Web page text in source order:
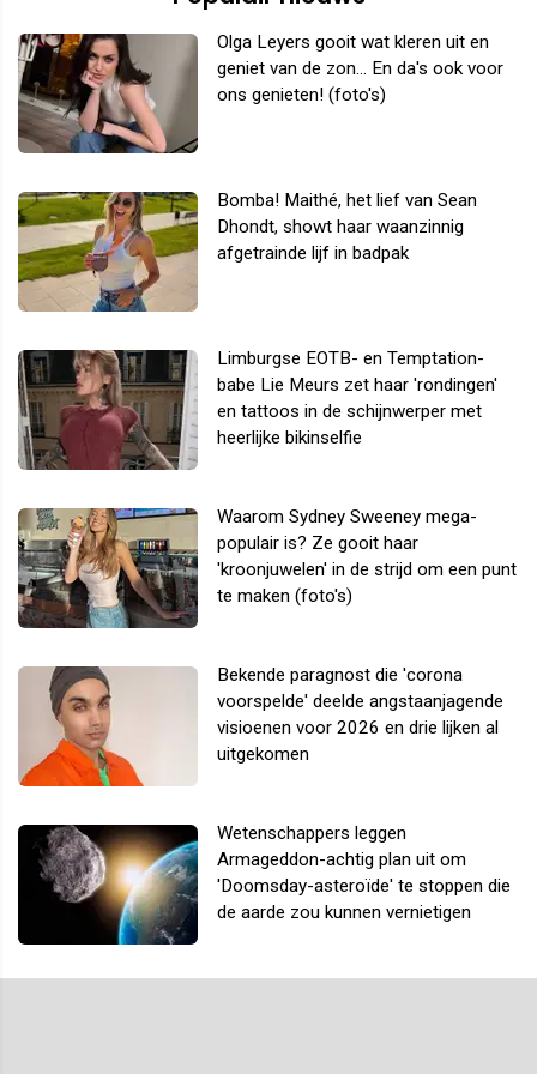
Olga Leyers gooit wat kleren uit en
geniet van de zon... En da's ook voor
ons genieten! (foto's)
Bomba! Maithé, het lief van Sean
Dhondt, showt haar waanzinnig
afgetrainde lijf in badpak
Limburgse EOTB- en Temptation-
babe Lie Meurs zet haar 'rondingen'
en tattoos in de schijnwerper met
heerlijke bikinselfie
Waarom Sydney Sweeney mega-
populair is? Ze gooit haar
'kroonjuwelen' in de strijd om een punt
te maken (foto's)
Bekende paragnost die 'corona
voorspelde' deelde angstaanjagende
visioenen voor 2026 en drie lijken al
uitgekomen
Wetenschappers leggen
Armageddon-achtig plan uit om
'Doomsday-asteroïde' te stoppen die
de aarde zou kunnen vernietigen